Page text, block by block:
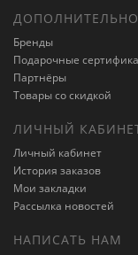
ДОПОЛНИТЕЛЬНО
Бренды
Подарочные
Партнёры
Товары со скидкой
ЛИЧНЫЙ
Личный кабинет
История заказов
Мои закладки
Рассылка новостей
НАПИСАТЬ НАМ